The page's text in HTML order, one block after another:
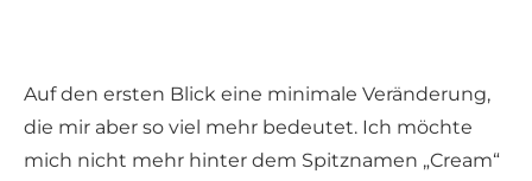
Auf den ersten Blick eine minimale Veränderung,
die mir aber so viel mehr bedeutet. Ich möchte
mich nicht mehr hinter dem Spitznamen „Cream“